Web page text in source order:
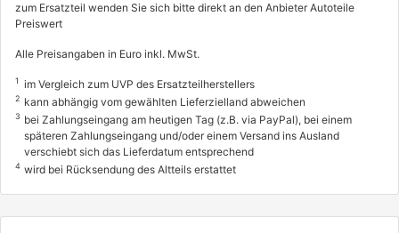
zum Ersatzteil wenden Sie sich bitte direkt an den Anbieter Autoteile
Preiswert
Alle Preisangaben in Euro inkl. MwSt.
1 im Vergleich zum UVP des Ersatzteilherstellers
2 kann abhängig vom gewählten Lieferzielland abweichen
3 bei Zahlungseingang am heutigen Tag (z.B. via PayPal), bei einem
späteren Zahlungseingang und/oder einem Versand ins Ausland
verschiebt sich das Lieferdatum entsprechend
4 wird bei Rücksendung des Altteils erstattet